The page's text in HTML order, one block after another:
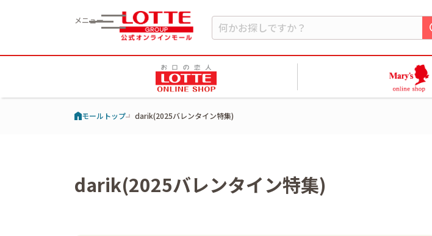
メニュー
モールトップ darik(2025バレンタイン特集)
darik(2025バレンタイン特集)